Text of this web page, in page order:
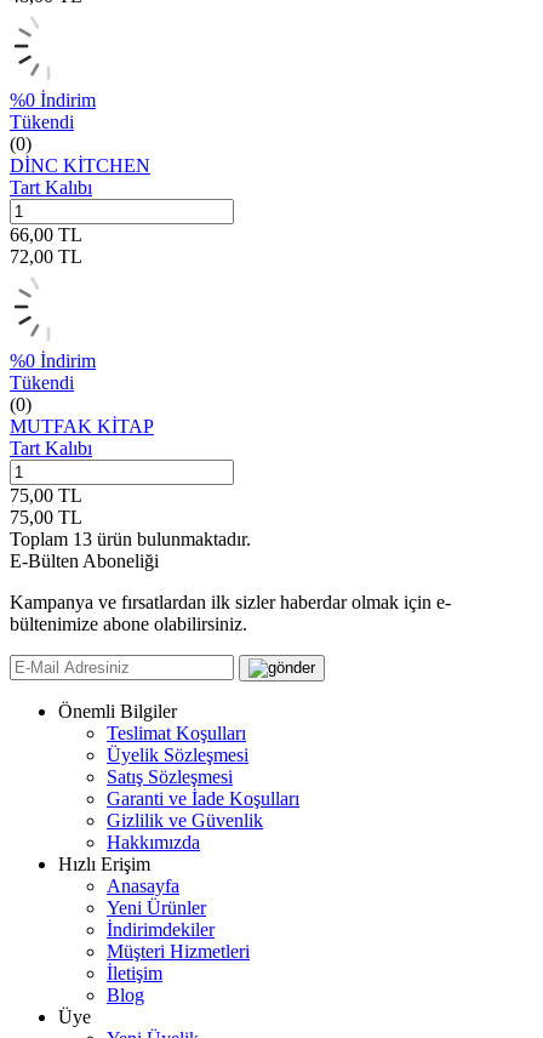
%0 İndirim
Tükendi
(0)
DİNC KİTCHEN
Tart Kalıbı
66,00 TL
72,00 TL
%0 İndirim
Tükendi
(0)
MUTFAK KİTAP
Tart Kalıbı
75,00 TL
75,00 TL
Toplam 13 ürün bulunmaktadır.
E-Bülten Aboneliği
Kampanya ve fırsatlardan ilk sizler haberdar olmak için e-
bültenimize abone olabilirsiniz.
Önemli Bilgiler
Teslimat Koşulları
Üyelik Sözleşmesi
Satış Sözleşmesi
Garanti ve İade Koşulları
Gizlilik ve Güvenlik
Hakkımızda
Hızlı Erişim
Anasayfa
Yeni Ürünler
İndirimdekiler
Müşteri Hizmetleri
İletişim
Blog
Üye